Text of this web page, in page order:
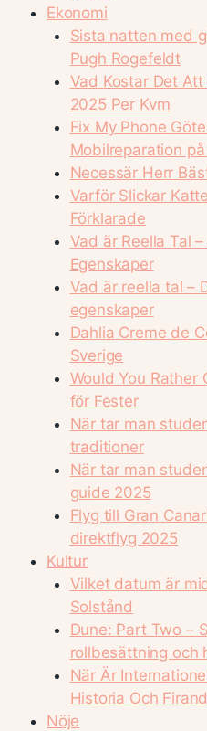
Ekonomi
Sista natten med
Pugh Rogefeldt
Vad Kostar Det
2025 Per Kvm
Fix My Phone
Mobilreparation
Necessär Herr
Varför Slickar
Förklarade
Vad är Reella Tal
Egenskaper
Vad är reella tal –
egenskaper
Dahlia Creme de
Sverige
Would You Rather
för Fester
När tar man
traditioner
När tar man
guide 2025
Flyg till Gran
direktflyg 2025
Kultur
Vilket datum är
Solstånd
Dune: Part Two –
rollbesättning och
När Är
Historia Och
Nöje